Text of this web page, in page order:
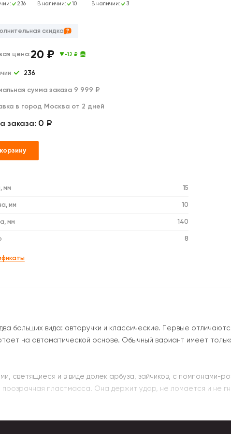
236 В наличии: 10 В наличии: 3
скидка
цена:20 ₽ -12 ₽
236
сумма заказа 9 999 ₽
в город Москва от 2 дней
заказа: 0 ₽
мм 15
мм 10
мм 140
8
больших вида: авторучки и классические. Первые
на автоматической основе. Обычный вариант имеет
светящиеся и в виде долек арбуза, зайчиков, с помпонами-
пластмасса. Она держит удар, не ломается и не